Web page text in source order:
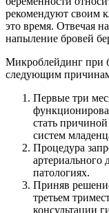
рекомендуют своим
это время. Отвечая
напыление бровей
Микроблейдинг при
следующим
Первые три
стать
систем
Процедура
артериального
патологиях.
Приняв
третьем
консультации